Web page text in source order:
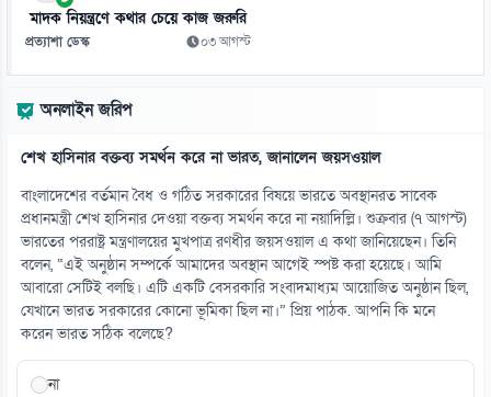
০৮ আগস্ট
০৮ আগস্ট
১৪
পেহেলি ভৈরবীর শেষ গানের সুর থামলো ভোরের রক্তাক্ত সড়কে
০৮ আগস্ট
১৫
ছুটিতে থাকা ৫৬৫ শ্রমিক জানলেন চাকরি নেই
০৮ আগস্ট
মাদক নিয়ন্ত্রণে কথার চেয়ে কাজ জরুরি
প্রত্যাশা ডেস্ক ০৩ আগস্ট
অনলাইন জরিপ
শেখ হাসিনার বক্তব্য সমর্থন করে না ভারত, জানালেন জয়সওয়াল
বাংলাদেশের বর্তমান বৈধ ও গঠিত সরকারের বিষয়ে ভারতে অবস্থানরত সাবেক
প্রধানমন্ত্রী শেখ হাসিনার দেওয়া বক্তব্য সমর্থন করে না নয়াদিল্লি। শুক্রবার (৭ আগস্ট)
ভারতের পররাষ্ট্র মন্ত্রণালয়ের মুখপাত্র রণধীর জয়সওয়াল এ কথা জানিয়েছেন। তিনি
বলেন, “এই অনুষ্ঠান সম্পর্কে আমাদের অবস্থান আগেই স্পষ্ট করা হয়েছে। আমি
আবারো সেটিই বলছি। এটি একটি বেসরকারি সংবাদমাধ্যম আয়োজিত অনুষ্ঠান ছিল,
যেখানে ভারত সরকারের কোনো ভূমিকা ছিল না।” প্রিয় পাঠক. আপনি কি মনে
করেন ভারত সঠিক বলেছে?
না